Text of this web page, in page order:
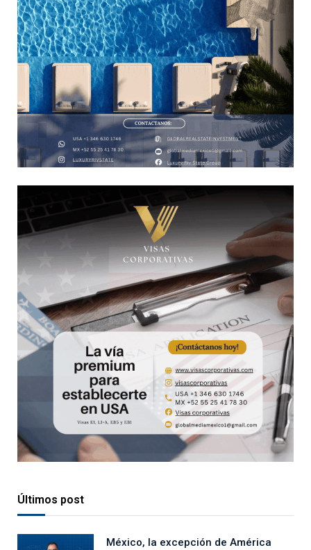
Últimos post
México, la excepción de América